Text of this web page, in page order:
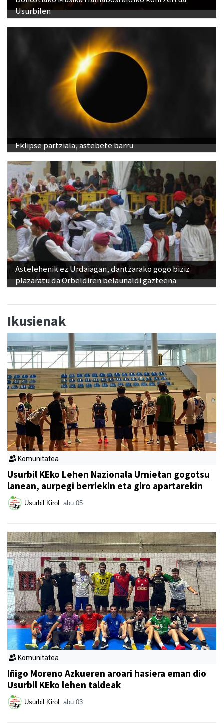
Usurbilen
Eklipse partziala, astebete barru
Astelehenik ez Urdaiagan, dantzarako gogo biziz
plazaratu da Orbeldiren belaunaldi gazteena
Ikusienak
Komunitatea
Usurbil KEko Lehen Nazionala Urnietan gogotsu
lanean, aurpegi berriekin eta giro apartarekin
Usurbil Kirol abu 05
Komunitatea
Iñigo Moreno Azkueren aroari hasiera eman dio
Usurbil KEko lehen taldeak
Usurbil Kirol abu 03